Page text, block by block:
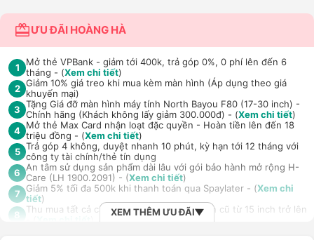
ƯU ĐÃI HOÀNG HÀ
1
Mở thẻ VPBank - giảm tới 400k, trả góp 0%, 0 phí lên đến 6
tháng - (Xem chi tiết)
2 Giảm 10% giá treo khi mua kèm màn hình (Áp dụng theo giá
khuyến mại)
3 Tặng Giá đỡ màn hình máy tính North Bayou F80 (17-30 inch) -
Chính hãng (Khách không lấy giảm 300.000đ) - (Xem chi tiết)
4 Mở thẻ Max Card nhận loạt đặc quyền - Hoàn tiền lên đến 18
triệu đồng - (Xem chi tiết)
5 Trả góp 4 không, duyệt nhanh 10 phút, kỳ hạn tới 12 tháng với
công ty tài chính/thẻ tín dụng
6 An tâm sử dụng sản phẩm dài lâu với gói bảo hành mở rộng H-
Care (LH 1900.2091) - (Xem chi tiết)
7
Giảm 5% tối đa 500k khi thanh toán qua Spaylater - (Xem chi
tiết)
8
Thu mua tất cả các dòng màn hình máy tính cũ từ 15 inch trở lên
XEM THÊM ƯU ĐÃI